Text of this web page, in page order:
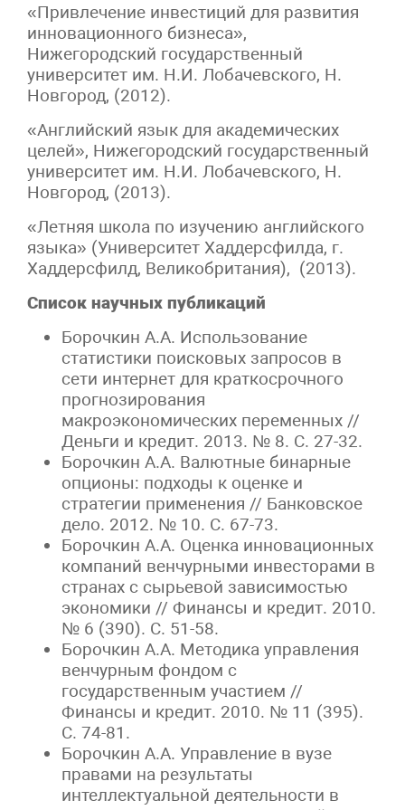
«Привлечение инвестиций для развития
инновационного бизнеса»,
Нижегородский государственный
университет им. Н.И. Лобачевского, Н.
Новгород, (2012).
«Английский язык для академических
целей», Нижегородский государственный
университет им. Н.И. Лобачевского, Н.
Новгород, (2013).
«Летняя школа по изучению английского
языка» (Университет Хаддерсфилда, г.
Хаддерсфилд, Великобритания), (2013).
Список научных публикаций
Борочкин А.А. Использование
статистики поисковых запросов в
сети интернет для краткосрочного
прогнозирования
макроэкономических переменных //
Деньги и кредит. 2013. № 8. С. 27-32.
Борочкин А.А. Валютные бинарные
опционы: подходы к оценке и
стратегии применения // Банковское
дело. 2012. № 10. С. 67-73.
Борочкин А.А. Оценка инновационных
компаний венчурными инвесторами в
странах с сырьевой зависимостью
экономики // Финансы и кредит. 2010.
№ 6 (390). С. 51-58.
Борочкин А.А. Методика управления
венчурным фондом с
государственным участием //
Финансы и кредит. 2010. № 11 (395).
С. 74-81.
Борочкин А.А. Управление в вузе
правами на результаты
интеллектуальной деятельности в